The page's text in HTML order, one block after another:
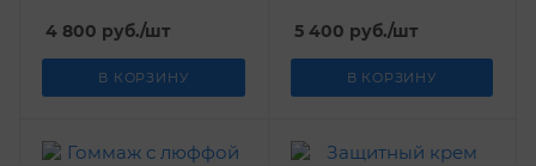
4 800 руб./шт
В КОРЗИНУ
5 400 руб./шт
В КОРЗИНУ